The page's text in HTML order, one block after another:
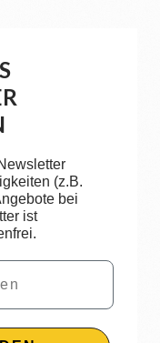
(z.B.
bei
ist